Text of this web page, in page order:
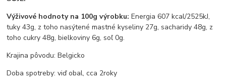
Výživové hodnoty na 100g výrobku:Energia 607 kcal/2525kJ,
tuky 43g, z toho nasýtené mastné kyseliny 27g, sacharidy 48g, z
toho cukry 48g, bielkoviny 6g, soľ 0g.
Krajina pôvodu: Belgicko
Doba spotreby: viď obal, cca 2roky